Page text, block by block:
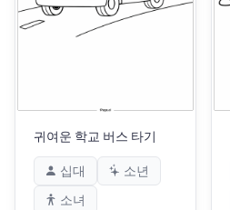
귀여운 학교 버스 타기
십대
소년
소녀